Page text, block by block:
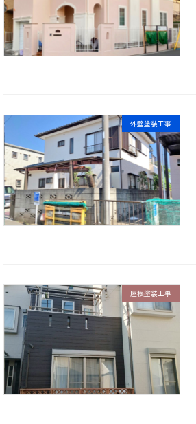
外壁塗装工事
屋根塗装工事